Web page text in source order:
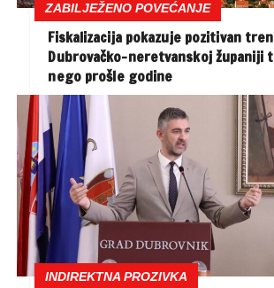
ZABILJEŽENO POVEĆANJE
Fiskalizacija pokazuje pozitivan
Dubrovačko-neretvanskoj županiji
nego prošle godine
INDIREKTNA PROZIVKA